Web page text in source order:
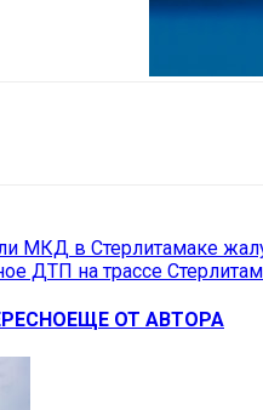
МКД в Стерлитамаке
ДТП на трассе
ЕЩЕ ОТ АВТОРА